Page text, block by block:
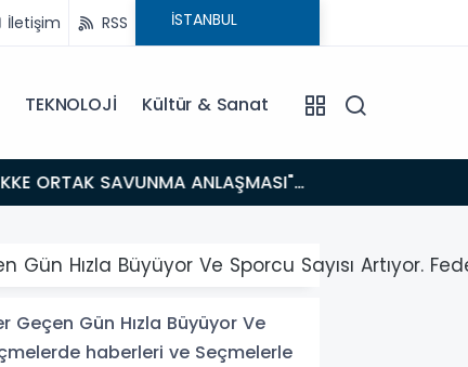
İletişim RSS
TEKNOLOJİ Kültür & Sanat
Uyanacağız"
Gün Hızla Büyüyor Ve Sporcu Sayısı
Geçen Gün Hızla Büyüyor Ve
haberleri ve Seçmelerle